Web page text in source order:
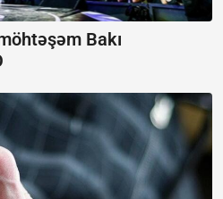
Bakı